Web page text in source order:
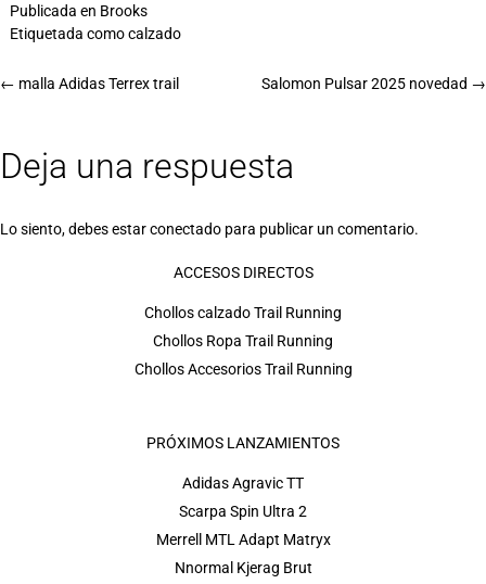
Publicada en Brooks
Etiquetada comocalzado
Salomon Pulsar 2025 novedad →
← malla Adidas Terrex trail
Deja una respuesta
Lo siento, debes estarconectado para publicar un comentario.
ACCESOS DIRECTOS
Chollos calzado Trail Running
Chollos Ropa Trail Running
Chollos Accesorios Trail Running
PRÓXIMOS LANZAMIENTOS
Adidas Agravic TT
Scarpa Spin Ultra 2
Merrell MTL Adapt Matryx
Nnormal Kjerag Brut